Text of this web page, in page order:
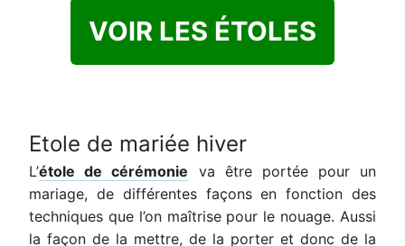
VOIR LES ÉTOLES
Etole de mariée hiver
L’étole de cérémonie va être portée pour un
mariage, de différentes façons en fonction des
techniques que l’on maîtrise pour le nouage. Aussi
la façon de la mettre, de la porter et donc de la